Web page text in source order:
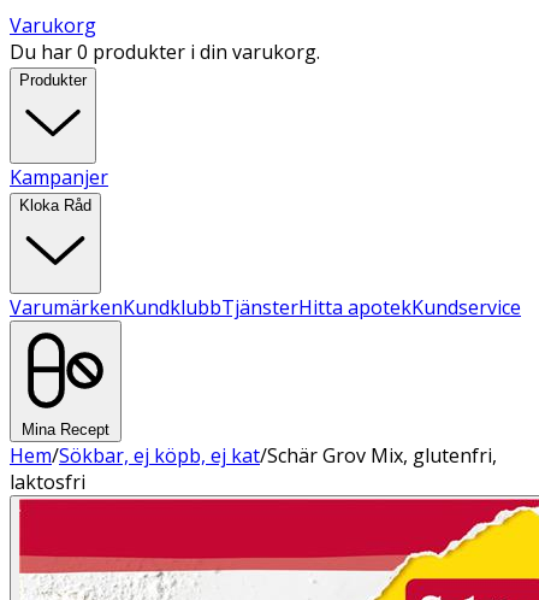
Varukorg
Du har 0 produkter i din varukorg.
Produkter
Kampanjer
Kloka Råd
VarumärkenKundklubbTjänsterHitta apotekKundservice
Mina Recept
Hem/Sökbar, ej köpb, ej kat/Schär Grov Mix, glutenfri,
laktosfri